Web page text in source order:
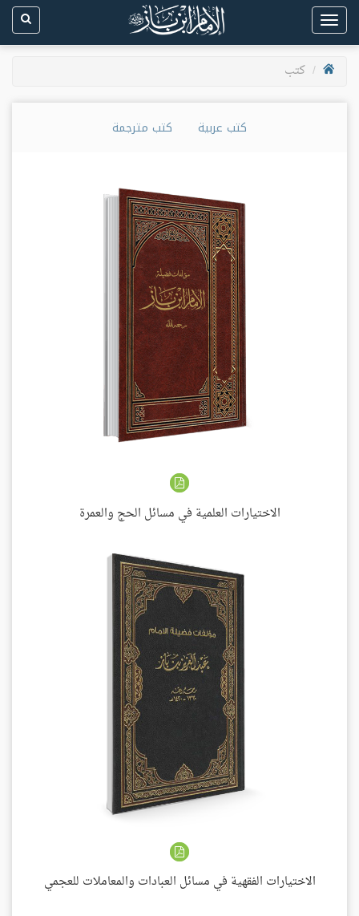
Toggle
navigation
كتب
كتب عربية كتب مترجمة
الاختيارات العلمية في مسائل الحج والعمرة
الاختيارات الفقهية في مسائل العبادات والمعاملات للعجمي